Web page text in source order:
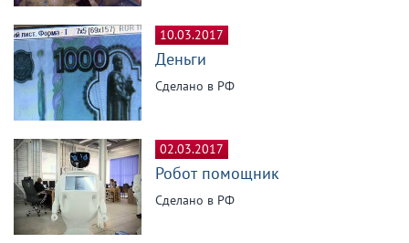
10.03.2017
Деньги
Сделано в РФ
02.03.2017
Робот помощник
Сделано в РФ